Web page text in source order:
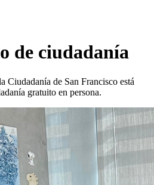
de ciudadanía
Ciudadanía de San Francisco está
gratuito en persona.